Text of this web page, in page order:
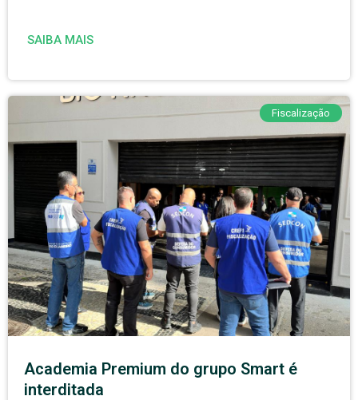
SAIBA MAIS
Fiscalização
Academia Premium do grupo Smart é
interditada